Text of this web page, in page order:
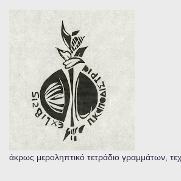
άκρως μεροληπτικό τετράδιο γραμμάτων,